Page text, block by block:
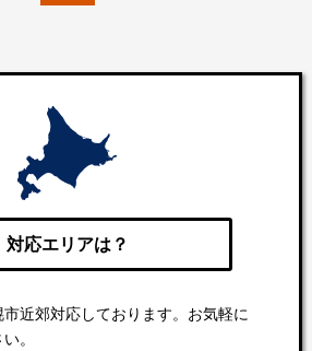
対応エリアは？
近郊対応しております。お気軽に
。